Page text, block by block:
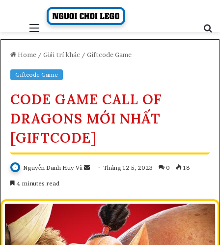
Menu
Home / Giải trí khác / Giftcode Game
Giftcode Game
CODE GAME CALL OF
DRAGONS MỚI NHẤT
[GIFTCODE]
Nguyễn Danh Huy Vũ
SendTháng 12 5, 2023 0 18
4 minutes read